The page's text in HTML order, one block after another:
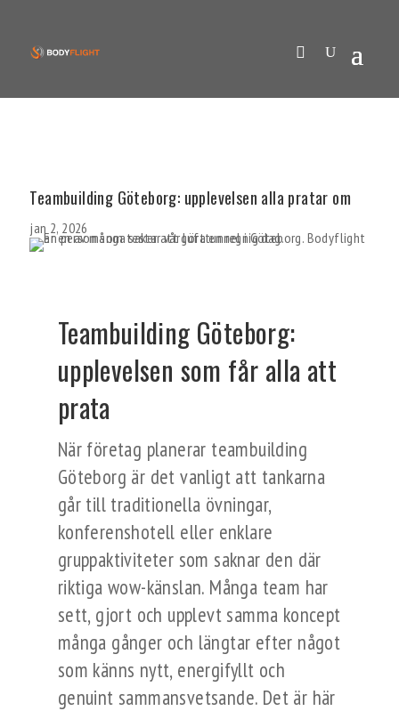
Teambuilding Göteborg: upplevelsen alla pratar om
jan 2, 2026
Teambuilding Göteborg:
upplevelsen som får alla att
prata
När företag planerar teambuilding
Göteborg är det vanligt att tankarna
går till traditionella övningar,
konferenshotell eller enklare
gruppaktiviteter som saknar den där
riktiga wow-känslan. Många team har
sett, gjort och upplevt samma koncept
många gånger och längtar efter något
som känns nytt, energifyllt och
genuint sammansvetsande. Det är här